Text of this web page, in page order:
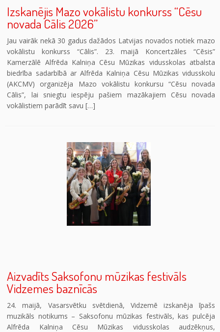
Izskanējis Mazo vokālistu konkurss “Cēsu
novada Cālis 2026”
Jau vairāk nekā 30 gadus dažādos Latvijas novados notiek mazo
vokālistu konkurss “Cālis”. 23. maijā Koncertzāles “Cēsis”
Kamerzālē Alfrēda Kalniņa Cēsu Mūzikas vidusskolas atbalsta
biedrība sadarbībā ar Alfrēda Kalniņa Cēsu Mūzikas vidusskolu
(AKCMV) organizēja Mazo vokālistu konkursu “Cēsu novada
Cālis”, lai sniegtu iespēju pašiem mazākajiem Cēsu novada
vokālistiem parādīt savu […]
Aizvadīts Saksofonu mūzikas festivāls
Vidzemes baznīcās
24. maijā, Vasarsvētku svētdienā, Vidzemē izskanēja īpašs
muzikāls notikums – Saksofonu mūzikas festivāls, kas pulcēja
Alfrēda Kalniņa Cēsu Mūzikas vidusskolas audzēkņus,